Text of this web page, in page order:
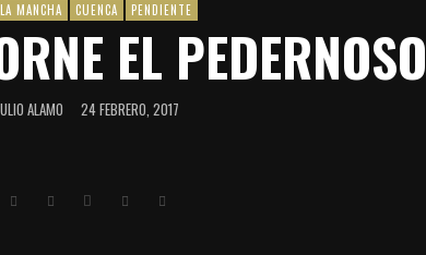
MANCHA CUENCA PENDIENTE
EL PEDERNOSO
ALAMO 24 FEBRERO, 2017